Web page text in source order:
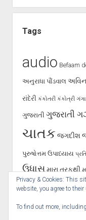
Tags
audio Befaam
અનુરાધા પૌંડવાલ
રાંદેરી કંકોતરી કંકોત્રી
ગુજરાતી ગુજરાતી
ચાતક જગદીશ
પુરુષોત્તમ ઉપાધ્યાય
ઉધાસ મારા તરફથી
રાવજી પટેલ શૂન્ય
Privacy & Cookies: This
website, you agree to their
To find out more,